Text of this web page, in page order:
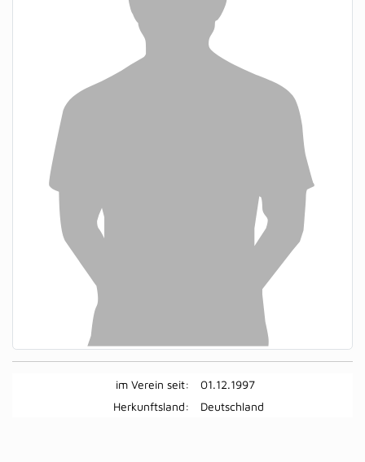
im Verein seit:
01.12.1997
Herkunftsland:
Deutschland